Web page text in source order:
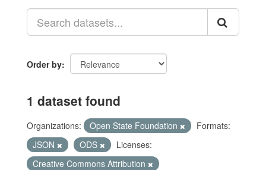
Order by
1 dataset found
Organizations: Open State Foundation
Formats:
JSON
ODS
Licenses:
Creative Commons Attribution